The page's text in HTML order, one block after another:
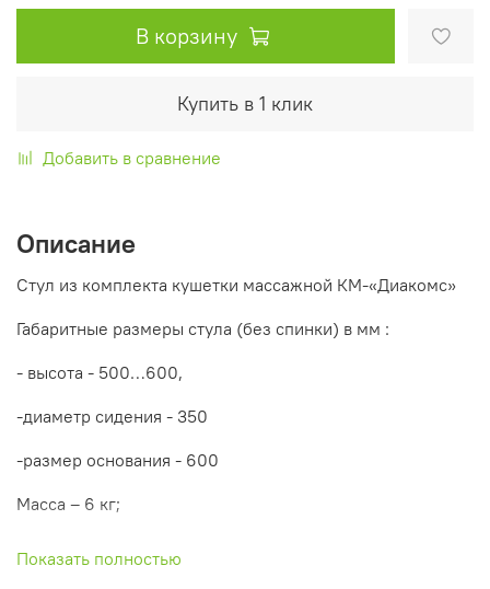
В корзину
Купить в 1 клик
Добавить в сравнение
Описание
Стул из комплекта кушетки массажной КМ-«Диакомс»
Габаритные размеры стула (без спинки) в мм :
- высота - 500…600,
-диаметр сидения - 350
-размер основания - 600
Масса – 6 кг;
Показать полностью